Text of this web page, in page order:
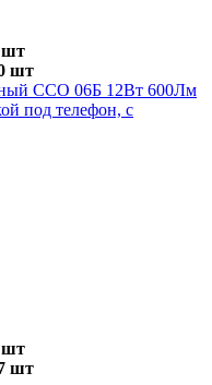
шт
шт
ССО 06Б 12Вт 600Лм
под телефон, с
шт
шт